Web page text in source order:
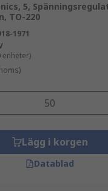
5,
TO-220
1971
Lägg i korgen
Datablad